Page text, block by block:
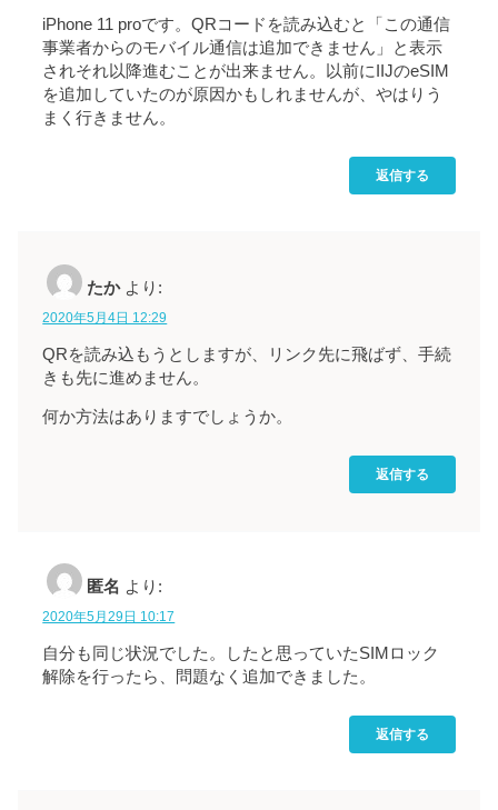
iPhone 11 proです。QRコードを読み込むと「この通信
事業者からのモバイル通信は追加できません」と表示
されそれ以降進むことが出来ません。以前にIIJのeSIM
を追加していたのが原因かもしれませんが、やはりう
まく行きません。
返信する
たか より:
2020年5月4日 12:29
QRを読み込もうとしますが、リンク先に飛ばず、手続
きも先に進めません。
何か方法はありますでしょうか。
返信する
匿名 より:
2020年5月29日 10:17
自分も同じ状況でした。したと思っていたSIMロック
解除を行ったら、問題なく追加できました。
返信する